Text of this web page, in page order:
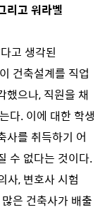
리고 워라벨
고 생각된
건축설계를 직업
했으나, 직원을 채
다. 이에 대한 학생
사를 취득하기 어
수 없다는 것이다.
사, 변호사 시험
은 건축사가 배출